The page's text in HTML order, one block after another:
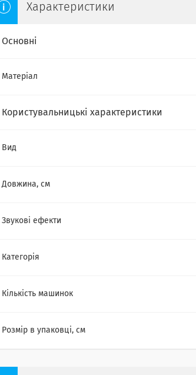
Характеристики
Основні
Матеріал
Користувальницькі характеристики
Вид
Довжина, см
Звукові ефекти
Категорія
Кількість машинок
Розмір в упаковці, см